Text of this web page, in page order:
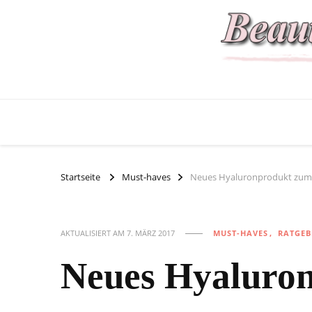
Startseite Must-haves Neues Hyaluronprodukt
AKTUALISIERT AM 7. MÄRZ 2017 MUST-HAVES
Neues